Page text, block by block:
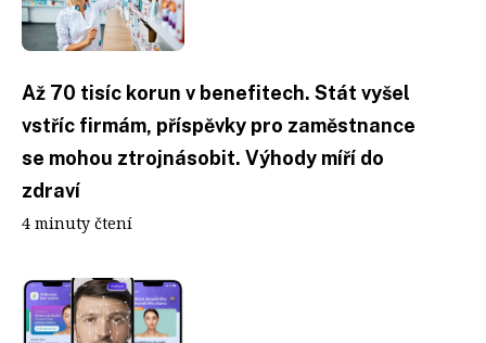
Až 70 tisíc korun v benefitech. Stát vyšel
vstříc firmám, příspěvky pro zaměstnance
se mohou ztrojnásobit. Výhody míří do
zdraví
4 minuty čtení